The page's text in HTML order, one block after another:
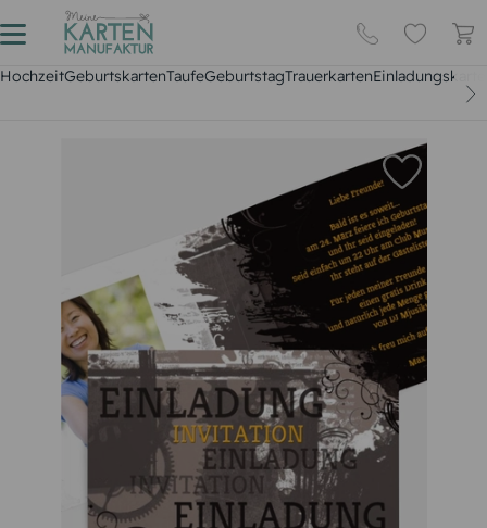
HochzeitGeburtskartenTaufeGeburtstagTrauerkarten